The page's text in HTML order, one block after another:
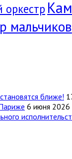
оркестр
мальчиков
ближе!
6 июня 2026